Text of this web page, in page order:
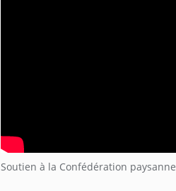
Soutien à la Confédération paysanne